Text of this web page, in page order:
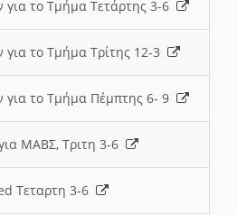
για το Τμήμα Τετάρτης 3-6
για το Τμήμα Τρίτης 12-3
για το Τμήμα Πέμπτης 6- 9
ΜΑΒΣ, Τριτη 3-6
Τεταρτη 3-6